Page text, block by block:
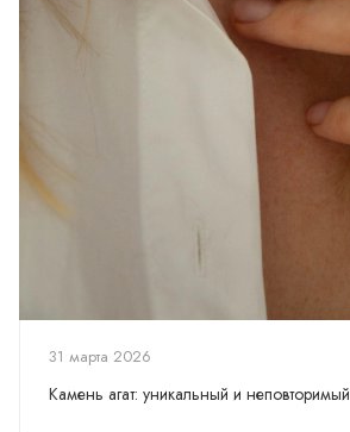
31 марта 2026
Камень агат: уникальный и неповторимый